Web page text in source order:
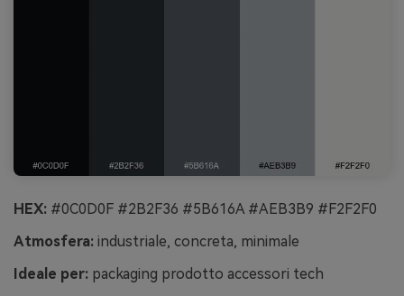
HEX: #0C0D0F #2B2F36 #5B616A #AEB3B9 #F2F2F0
Atmosfera: industriale, concreta, minimale
Ideale per: packaging prodotto accessori tech